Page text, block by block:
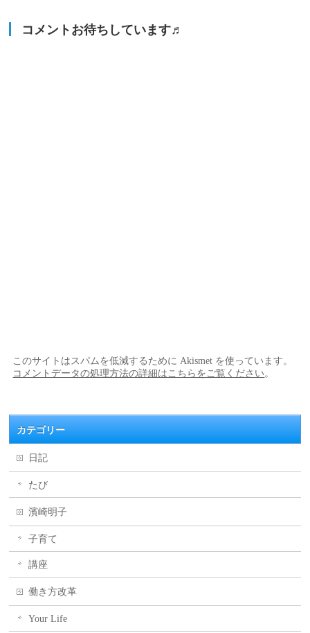
コメントお待ちしています♬
このサイトはスパムを低減するために Akismet を使っています。
コメントデータの処理方法の詳細はこちらをご覧ください。
カテゴリー
日記
たび
濱崎明子
子育て
講座
働き方改革
Your Life